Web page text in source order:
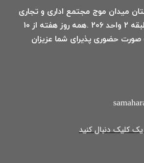
میدان موج مجتمع اداری و تجاری
سرزمین آفتاب طبقه 2 واحد 206 .همه روز هفته از 10
شب به صورت حضوری پذیرای شما عزیزان
یک کلیک دنبال کنید